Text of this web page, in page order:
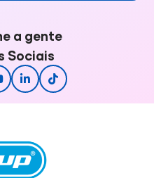
a gente
Sociais